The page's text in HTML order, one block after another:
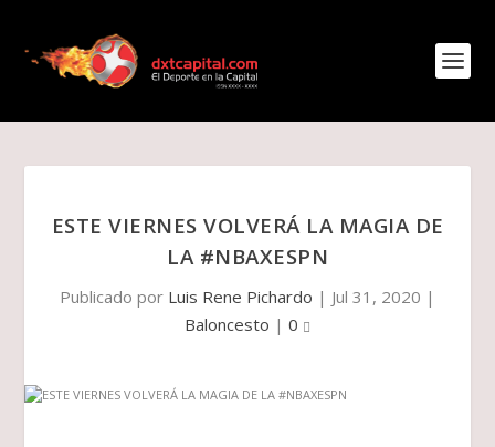
ESTE VIERNES VOLVERÁ LA MAGIA DE
LA #NBAXESPN
Publicado por Luis Rene Pichardo | Jul 31, 2020 |
Baloncesto | 0